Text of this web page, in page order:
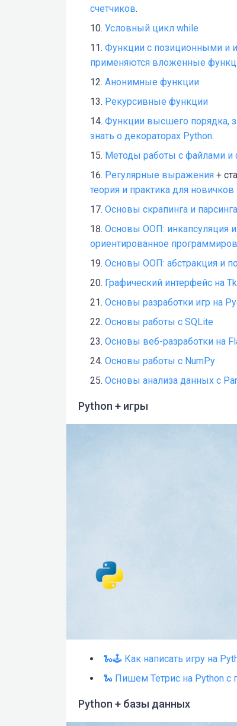
счетчиков.
Условный цикл while
Функции с позиционными и
применяются вложенные
Анонимные функции
Рекурсивные функции
Функции высшего порядка,
знать о декораторах Python.
Методы работы с файлами и
Регулярные выражения +
теория и практика для новичков
Основы скрапинга и парсинга
Основы ООП: инкапсуляция
ориентированное
Основы ООП: абстракция и
Графический интерфейс на
Основы разработки игр на
Основы работы с SQLite
Основы веб-разработки на
Основы работы с NumPy
Основы анализа данных с
Python + игры
🐍🕹️ Как написать игру на
🐍 Пишем Тетрис на Python
Python + базы данных